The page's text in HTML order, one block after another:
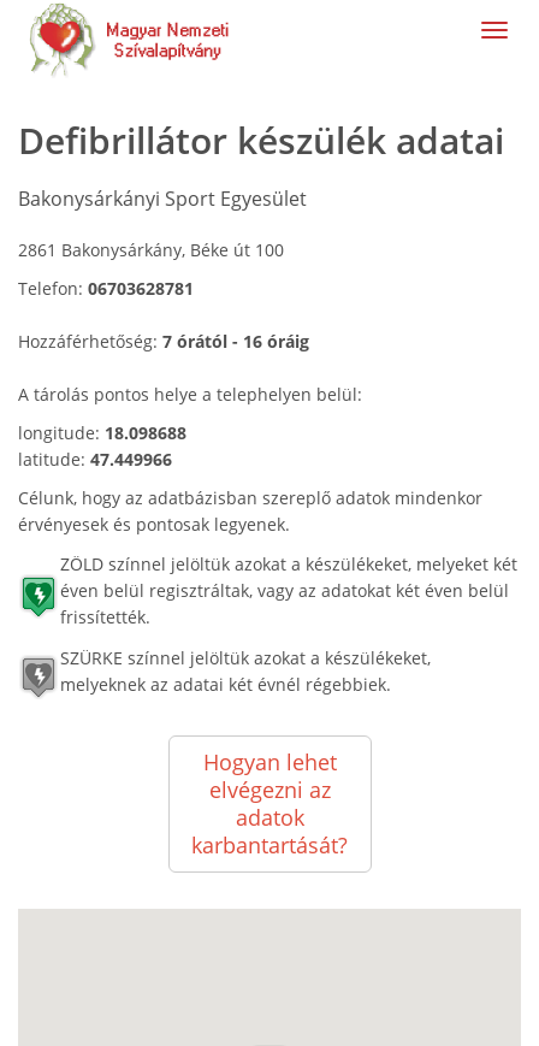
Defibrillátor készülék adatai
Bakonysárkányi Sport Egyesület
2861 Bakonysárkány, Béke út 100
Telefon: 06703628781
Hozzáférhetőség: 7 órától - 16 óráig
A tárolás pontos helye a telephelyen belül:
longitude: 18.098688
latitude: 47.449966
Célunk, hogy az adatbázisban szereplő adatok mindenkor
érvényesek és pontosak legyenek.
ZÖLD színnel jelöltük azokat a készülékeket, melyeket két
éven belül regisztráltak, vagy az adatokat két éven belül
frissítették.
SZÜRKE színnel jelöltük azokat a készülékeket,
melyeknek az adatai két évnél régebbiek.
Hogyan lehet
elvégezni az
adatok
karbantartását?